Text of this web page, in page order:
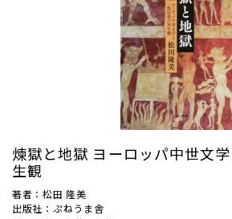
煉獄と地獄 ヨーロッパ中世文
生観
著者：松田 隆美
出版社：ぷねうま舎